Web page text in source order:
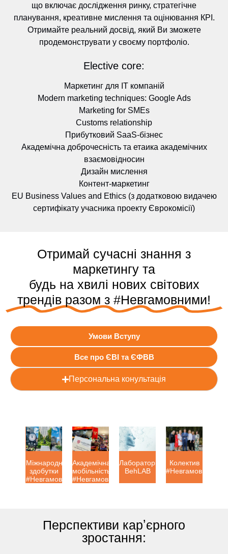
що включає дослідження ринку, стратегічне
планування, креативне мислення та оцінювання КРІ.
Отримайте реальний досвід, який Ви зможете
продемонструвати у своєму портфоліо.
Elective core:
Маркетинг для ІТ компаній
Modern marketing techniques: Google Ads
Marketing for SMEs
Customs relationship
Прибутковий SaaS-бізнес
Академічна доброчесність та етaика академічних
взаємовідносин
Дизайн мислення
Контент-маркетинг
EU Business Values and Ethics (з додатковою видачею
сертифікату учасника проекту Єврокомісії)
Отримай сучасні знання з
маркетингу та
будь на хвилі нових світових
трендів разом з #Невгамовними!
Умови Вступу
Все про ЄВІ та ЄФВВ
Персональна конультація
Міжнародні
здобутки
#Невгамовних
Академічна
мобільність
#Невгамовних
Лабораторія
BehLAB
Колектив
#Невгамовних
Перспективи карʼєрного
зростання: